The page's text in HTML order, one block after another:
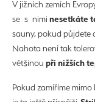
V jižních zemích
se s nimi nesetkáte
sauny, pokud půjdete
Nahota není tak
většinou při nižších
Pokud zamíříme